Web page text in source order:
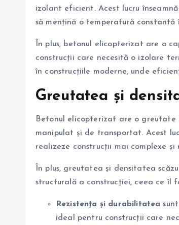
izolant eficient. Acest lucru
să mențină o temperatură constantă
În plus, betonul elicopterizat are o
construcții care necesită o izolare
în construcțiile moderne, unde
Greutatea și
Betonul elicopterizat are o greutate
manipulat și de transportat. Acest
realizeze construcții mai complexe și
În plus, greutatea și densitatea
structurală a construcției, ceea ce îl
Rezistența și durabilitatea
ideal pentru construcții care